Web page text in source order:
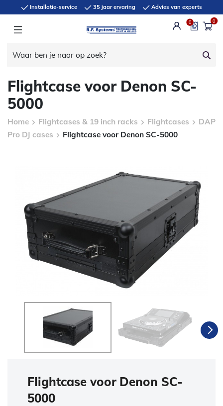
Installatie-service 35 jaar ervaring Advies van experts
0 0
Flightcase voor Denon SC-
5000
Home Flightcases & 19 inch racks Flightcases
DAP
Pro DJ cases
Flightcase voor Denon SC-5000
Flightcase voor Denon SC-
5000